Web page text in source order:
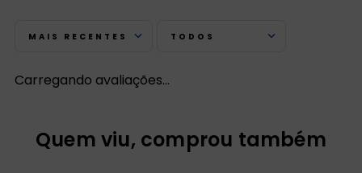
MAIS RECENTES TODOS
Carregando avaliações…
Quem viu, comprou também